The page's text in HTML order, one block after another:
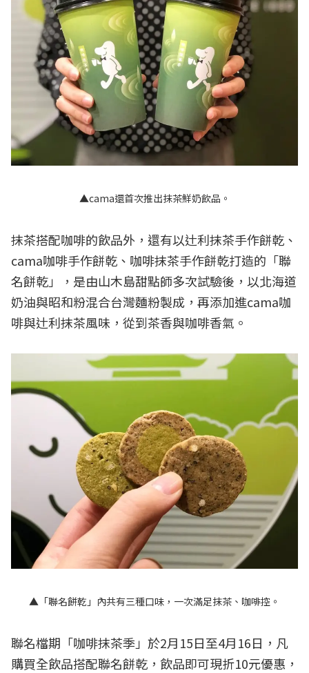
▲cama還首次推出抹茶鮮奶飲品。
抹茶搭配咖啡的飲品外，還有以辻利抹茶手作餅乾、
cama咖啡手作餅乾、咖啡抹茶手作餅乾打造的「聯
名餅乾」，是由山木島甜點師多次試驗後，以北海道
奶油與昭和粉混合台灣麵粉製成，再添加進cama咖
啡與辻利抹茶風味，從到茶香與咖啡香氣。
▲「聯名餅乾」內共有三種口味，一次滿足抹茶、咖啡控。
聯名檔期「咖啡抹茶季」於2月15日至4月16日，凡
購買全飲品搭配聯名餅乾，飲品即可現折10元優惠，